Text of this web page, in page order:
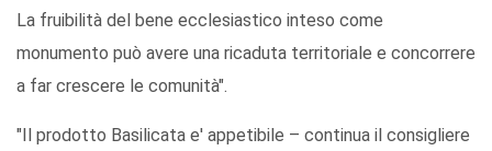
La fruibilità del bene ecclesiastico inteso come
monumento può avere una ricaduta territoriale e concorrere
a far crescere le comunità".
"Il prodotto Basilicata e' appetibile – continua il consigliere